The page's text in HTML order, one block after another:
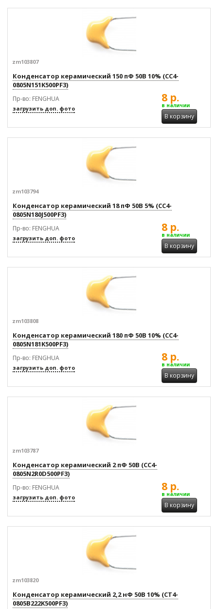
zm103807
Конденсатор керамический 150 пФ 50В 10% (CC4-
0805N151K500PF3)
Пр-во: FENGHUA
загрузить доп. фото
8 р.
в наличии
В корзину
zm103794
Конденсатор керамический 18 пФ 50В 5% (CC4-
0805N180J500PF3)
Пр-во: FENGHUA
загрузить доп. фото
8 р.
в наличии
В корзину
zm103808
Конденсатор керамический 180 пФ 50В 10% (CC4-
0805N181K500PF3)
Пр-во: FENGHUA
загрузить доп. фото
8 р.
в наличии
В корзину
zm103787
Конденсатор керамический 2 пФ 50В (CC4-
0805N2R0D500PF3)
Пр-во: FENGHUA
загрузить доп. фото
8 р.
в наличии
В корзину
zm103820
Конденсатор керамический 2,2 нФ 50В 10% (CT4-
0805B222K500PF3)